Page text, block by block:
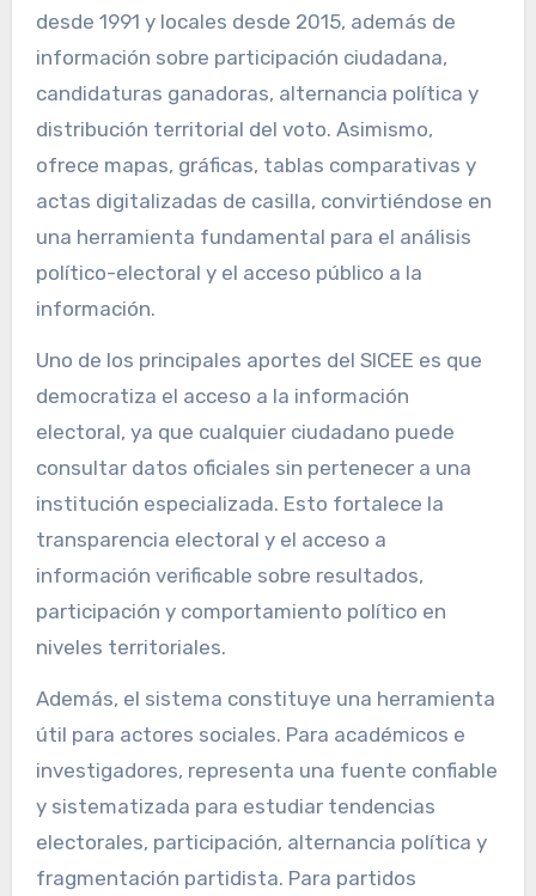
desde 1991 y locales desde 2015, además de
información sobre participación ciudadana,
candidaturas ganadoras, alternancia política y
distribución territorial del voto. Asimismo,
ofrece mapas, gráficas, tablas comparativas y
actas digitalizadas de casilla, convirtiéndose en
una herramienta fundamental para el análisis
político-electoral y el acceso público a la
información.
Uno de los principales aportes del SICEE es que
democratiza el acceso a la información
electoral, ya que cualquier ciudadano puede
consultar datos oficiales sin pertenecer a una
institución especializada. Esto fortalece la
transparencia electoral y el acceso a
información verificable sobre resultados,
participación y comportamiento político en
niveles territoriales.
Además, el sistema constituye una herramienta
útil para actores sociales. Para académicos e
investigadores, representa una fuente confiable
y sistematizada para estudiar tendencias
electorales, participación, alternancia política y
fragmentación partidista. Para partidos